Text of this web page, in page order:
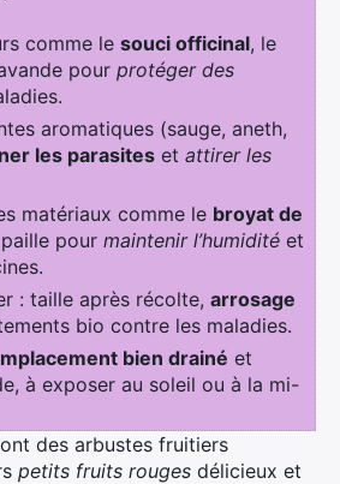
comme le souci officinal, le
pour protéger des
aromatiques (sauge, aneth,
les parasites et attirer les
matériaux comme le broyat de
pour maintenir l’humidité et
: taille après récolte, arrosage
bio contre les maladies.
bien drainé et
à exposer au soleil ou à la mi-
des arbustes fruitiers
petits fruits rouges délicieux et